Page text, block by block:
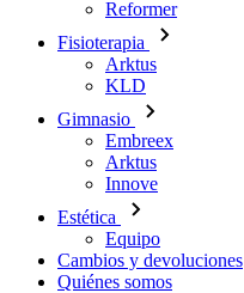
Reformer
Fisioterapia
Arktus
KLD
Gimnasio
Embreex
Arktus
Innove
Estética
Equipo
Cambios y devoluciones
Quiénes somos